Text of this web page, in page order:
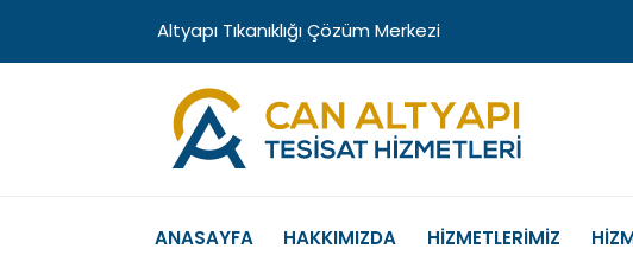
Altyapı Tıkanıklığı Çözüm Merkezi
ANASAYFA HAKKIMIZDA HİZMETLERİMİZ